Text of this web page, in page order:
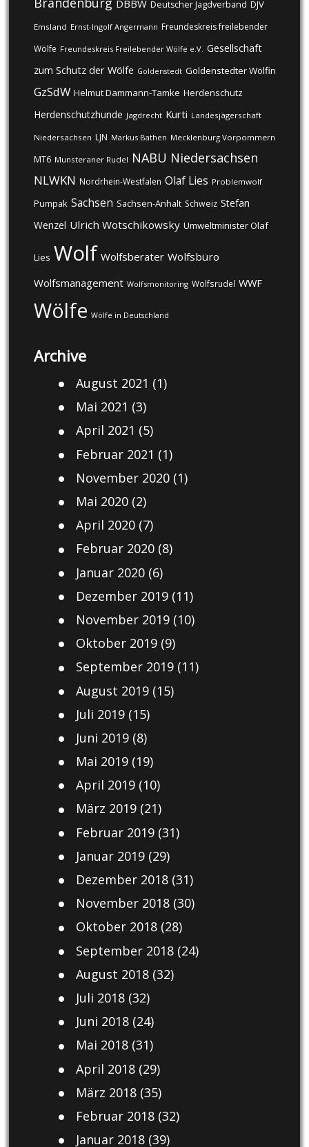
DBBW Deutscher Jagdverband DJV
Emsland Ernst-Ingolf Angermann Freundeskreis freilebender
Wölfe Freundeskreis Freilebender Wölfe e.V. Gesellschaft
zum Schutz der Wölfe Goldenstedt Goldenstedter Wölfin
GzSdW Helmut Dammann-Tamke Herdenschutz
Herdenschutzhunde Jagdrecht Kurti Landesjägerschaft
Niedersachsen LJN Markus Bathen Mecklenburg Vorpommern
MT6 Munsteraner Rudel NABU Niedersachsen
NLWKN Nordrhein-Westfalen Olaf Lies Problemwolf
Pumpak Sachsen Sachsen-Anhalt Schweiz Stefan
Wenzel Ulrich Wotschikowsky Umweltminister Olaf
Lies Wolf Wolfsberater Wolfsbüro
Wolfsmanagement Wolfsmonitoring Wolfsrudel WWF
Wölfe Wölfe in Deutschland
Archive
August 2021 (1)
Mai 2021 (3)
April 2021 (5)
Februar 2021 (1)
November 2020(1)
Mai 2020(2)
April 2020(7)
Februar 2020(8)
Januar 2020(6)
Dezember 2019(11)
November 2019(10)
Oktober 2019(9)
September 2019(11)
August 2019(15)
Juli 2019(15)
Juni 2019(8)
Mai 2019(19)
April 2019(10)
März 2019(21)
Februar 2019(31)
Januar 2019(29)
Dezember 2018(31)
November 2018(30)
Oktober 2018(28)
September 2018(24)
August 2018(32)
Juli 2018(32)
Juni 2018(24)
Mai 2018(31)
April 2018(29)
März 2018(35)
Februar 2018(32)
Januar 2018(39)